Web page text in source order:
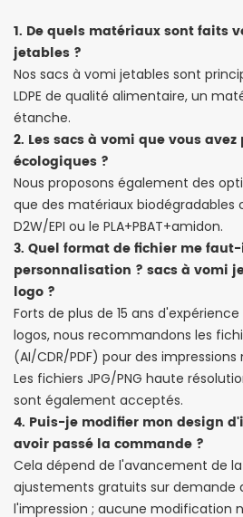
1. De quels matériaux sont faits
jetables ?
Nos sacs à vomi jetables sont
LDPE de qualité alimentaire, un
étanche.
2. Les sacs à vomi que vous
écologiques ?
Nous proposons également des
que des matériaux biodégradables
D2W/EPI ou le PLA+PBAT+amidon.
3. Quel format de fichier me
personnalisation ? sacs à vomi
logo ?
Forts de plus de 15 ans
logos, nous recommandons les
(AI/CDR/PDF) pour des
Les fichiers JPG/PNG haute
sont également acceptés.
4. Puis-je modifier mon design
avoir passé la commande ?
Cela dépend de l'avancement de
ajustements gratuits sur demande
l'impression ; aucune modification